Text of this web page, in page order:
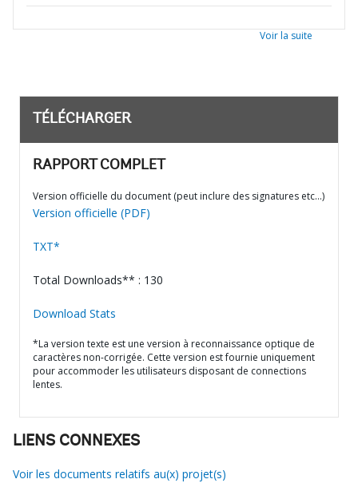
Voir la suite
TÉLÉCHARGER
RAPPORT COMPLET
Version officielle du document (peut inclure des signatures etc…)
Version officielle (PDF)
TXT*
Total Downloads** : 130
Download Stats
*La version texte est une version à reconnaissance optique de
caractères non-corrigée. Cette version est fournie uniquement
pour accommoder les utilisateurs disposant de connections
lentes.
LIENS CONNEXES
Voir les documents relatifs au(x) projet(s)